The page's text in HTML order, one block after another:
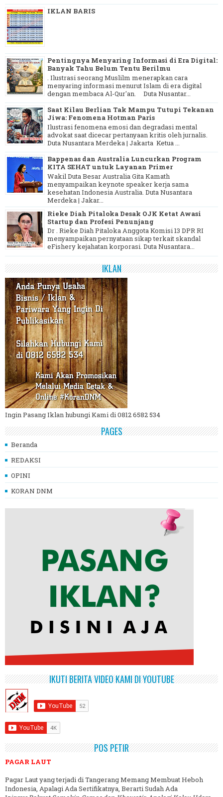
IKLAN BARIS
Pentingnya Menyaring Informasi di Era Digital:
Banyak Tahu Belum Tentu Berilmu
. Ilustrasi seorang Muslilm menerapkan cara
menyaring informasi menurut Islam di era digital
dengan membaca Al-Qur'an. Duta Nusantar...
Saat Kilau Berlian Tak Mampu Tutupi Tekanan
Jiwa: Fenomena Hotman Paris
Ilustrasi fenomena emosi dan degradasi mental
advokat saat dicecar pertanyaan kritis oleh jurnalis.
Duta Nusantara Merdeka | Jakarta Ketua ...
Bappenas dan Australia Luncurkan Program
KITA SEHAT untuk Layanan Primer
Wakil Duta Besar Australia Gita Kamath
menyampaikan keynote speaker kerja sama
kesehatan Indonesia Australia. Duta Nusantara
Merdeka | Jakar...
Rieke Diah Pitaloka Desak OJK Ketat Awasi
Startup dan Profesi Penunjang
Dr . Rieke Diah Pitaloka Anggota Komisi 13 DPR RI
menyampaikan pernyataan sikap terkait skandal
eFishery kejahatan korporasi. Duta Nusantara...
IKLAN
Ingin Pasang Iklan hubungi Kami di 0812 6582 534
PAGES
Beranda
REDAKSI
OPINI
KORAN DNM
IKUTI BERITA VIDEO KAMI DI YOUTUBE
POS PETIR
PAGAR LAUT
Pagar Laut yang terjadi di Tangerang Memang Membuat Heboh
Indonesia, Apalagi Ada Sertifikatnya, Berarti Sudah Ada